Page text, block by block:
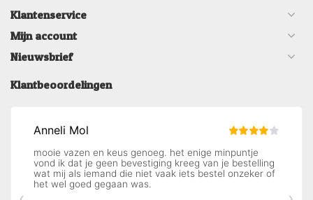
Klantenservice
Mijn account
Nieuwsbrief
Klantbeoordelingen